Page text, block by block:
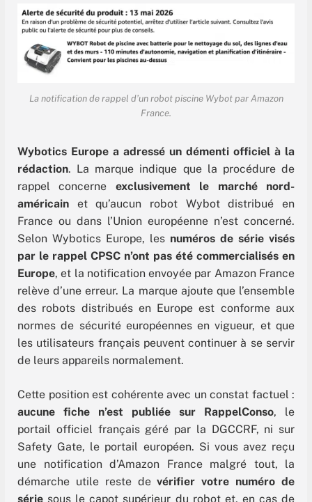
La notification de rappel d’un robot piscine Wybot par Amazon
France.
Wybotics Europe a adressé un démenti officiel à la
rédaction. La marque indique que la procédure de
rappel concerne exclusivement le marché nord-
américain et qu’aucun robot Wybot distribué en
France ou dans l’Union européenne n’est concerné.
Selon Wybotics Europe, les numéros de série visés
par le rappel CPSC n’ont pas été commercialisés en
Europe, et la notification envoyée par Amazon France
relève d’une erreur. La marque ajoute que l’ensemble
des robots distribués en Europe est conforme aux
normes de sécurité européennes en vigueur, et que
les utilisateurs français peuvent continuer à se servir
de leurs appareils normalement.
Cette position est cohérente avec un constat factuel :
aucune fiche n’est publiée sur RappelConso, le
portail officiel français géré par la DGCCRF, ni sur
Safety Gate, le portail européen. Si vous avez reçu
une notification d’Amazon France malgré tout, la
démarche utile reste devérifier votre numéro de
série sous le capot supérieur du robot et, en cas de